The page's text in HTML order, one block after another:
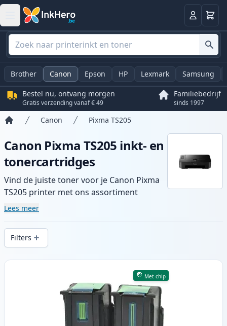
Log in
Brother Canon Epson HP Lexmark Samsung
Bestel nu, ontvang morgen
Gratis verzending vanaf € 49
Familiebedrijf
sinds 1997
Canon Pixma TS205
Canon Pixma TS205 inkt- en
tonercartridges
Vind de juiste toner voor je Canon Pixma
TS205 printer met ons assortiment
compatibele en high-yield cartridges.
snelle levering vanuit lokale voorraad in .
Lees meer
Filters
Producten
Met chip